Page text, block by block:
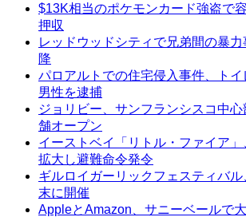
$13K相当のポケモンカード強盗で
押収
レッドウッドシティで兄弟間の暴
降
パロアルトでの住宅侵入事件、ト
男性を逮捕
ジョリビー、サンフランシスコ中
舗オープン
イーストベイ「リトル・ファイア
拡大し避難命令発令
ギルロイガーリックフェスティバル
末に開催
AppleとAmazon、サニーベールで